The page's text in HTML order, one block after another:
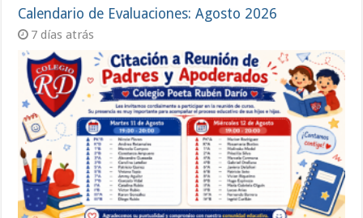
Calendario de Evaluaciones: Agosto 2026
7 días atrás